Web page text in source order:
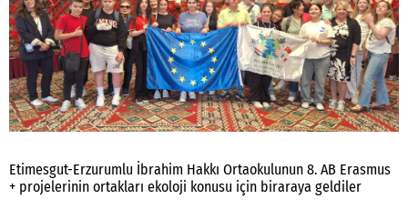
Etimesgut-Erzurumlu İbrahim Hakkı Ortaokulunun 8. AB Erasmus
+ projelerinin ortakları ekoloji konusu için biraraya geldiler